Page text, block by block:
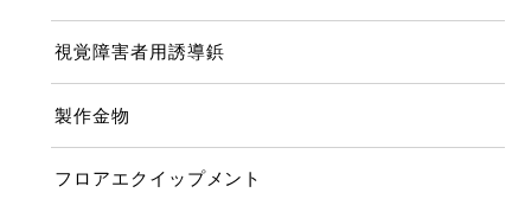
視覚障害者用誘導鋲
製作金物
フロアエクイップメント